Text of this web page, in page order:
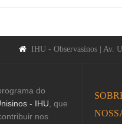
IHU - Observasinos | Av.
do
- IHU, que
nos